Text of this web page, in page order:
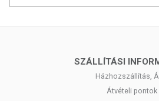
SZÁLLÍTÁSI
Házhozszállítás,
Átvételi pontok